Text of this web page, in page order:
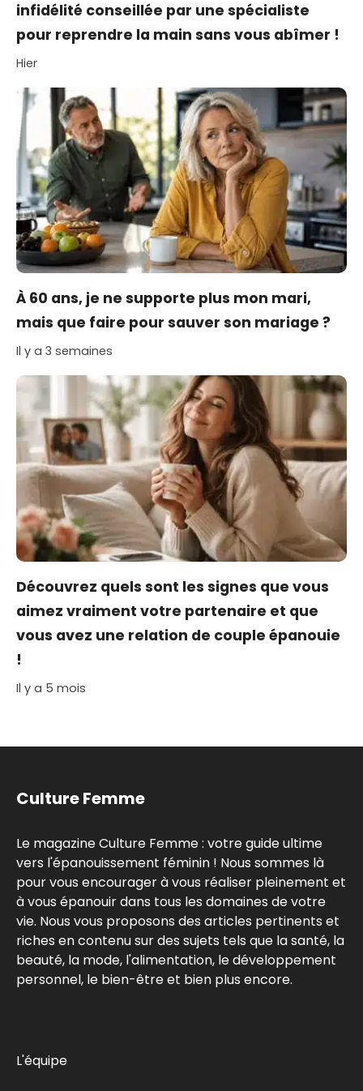
infidélité conseillée par une spécialiste
pour reprendre la main sans vous abîmer !
Hier
À 60 ans, je ne supporte plus mon mari,
mais que faire pour sauver son mariage ?
Il y a 3 semaines
Découvrez quels sont les signes que vous
aimez vraiment votre partenaire et que
vous avez une relation de couple épanouie
!
Il y a 5 mois
Culture Femme
Le magazine Culture Femme : votre guide ultime
vers l'épanouissement féminin ! Nous sommes là
pour vous encourager à vous réaliser pleinement et
à vous épanouir dans tous les domaines de votre
vie. Nous vous proposons des articles pertinents et
riches en contenu sur des sujets tels que la santé, la
beauté, la mode, l'alimentation, le développement
personnel, le bien-être et bien plus encore.
L'équipe